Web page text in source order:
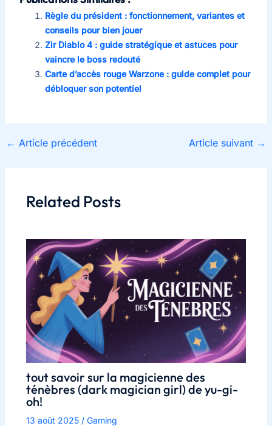
Règle du président : fonctionnement, variantes et
conseils pour bien jouer
Zir Diablo 4 : guide stratégique et astuces pour
vaincre le boss redouté
Carte d’accès rouge Warzone : guide complet pour
débloquer son potentiel
← Article précédent Article suivant →
Related Posts
tout savoir sur la magicienne des
ténèbres (dark magician girl) de yu-gi-
oh!
13 août 2025 / Gaming